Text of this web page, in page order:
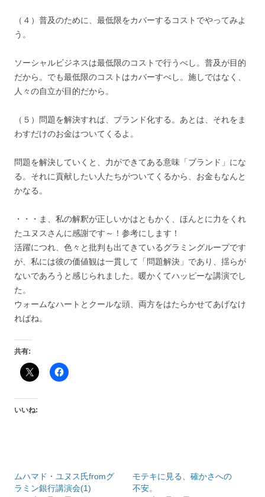
（４）普及のために、最低限をカバーするコストでやってみよ
う。
ソーシャルビジネスは最低限のコストで行うべし。普及が目的
だから。でも最低限のコストはカバーすべし。施しではなく、
人々の自立が目的だから。
（５）問題を解決すれば、ブランド化する。あとは、それをま
わすだけのお金はついてくるよ。
問題を解決していくと、力ができてある意味「ブランド」にな
る。それに貢献したい人たちがついてくるから、お金もなんと
かなる。
・・・ま、私の解釈が正しいかはともかく、ほんとに力をくれ
たユヌスさんに感謝です～！参考にします！
活躍につれ、色々と批判も出てきているグラミングループです
が、私には彼の価値観は一貫して「問題解決」であり、揺らが
ないであろうと感じられました。暖かくてハッピーな講演でし
た。
ウォームなハートとクールな頭、両方をはたらかせてあげなけ
ればね。
共有:
いいね:
ムハマド・ユヌス氏fromグ
ラミン銀行講演会(1)
モテキに見る、確かさへの
不安。